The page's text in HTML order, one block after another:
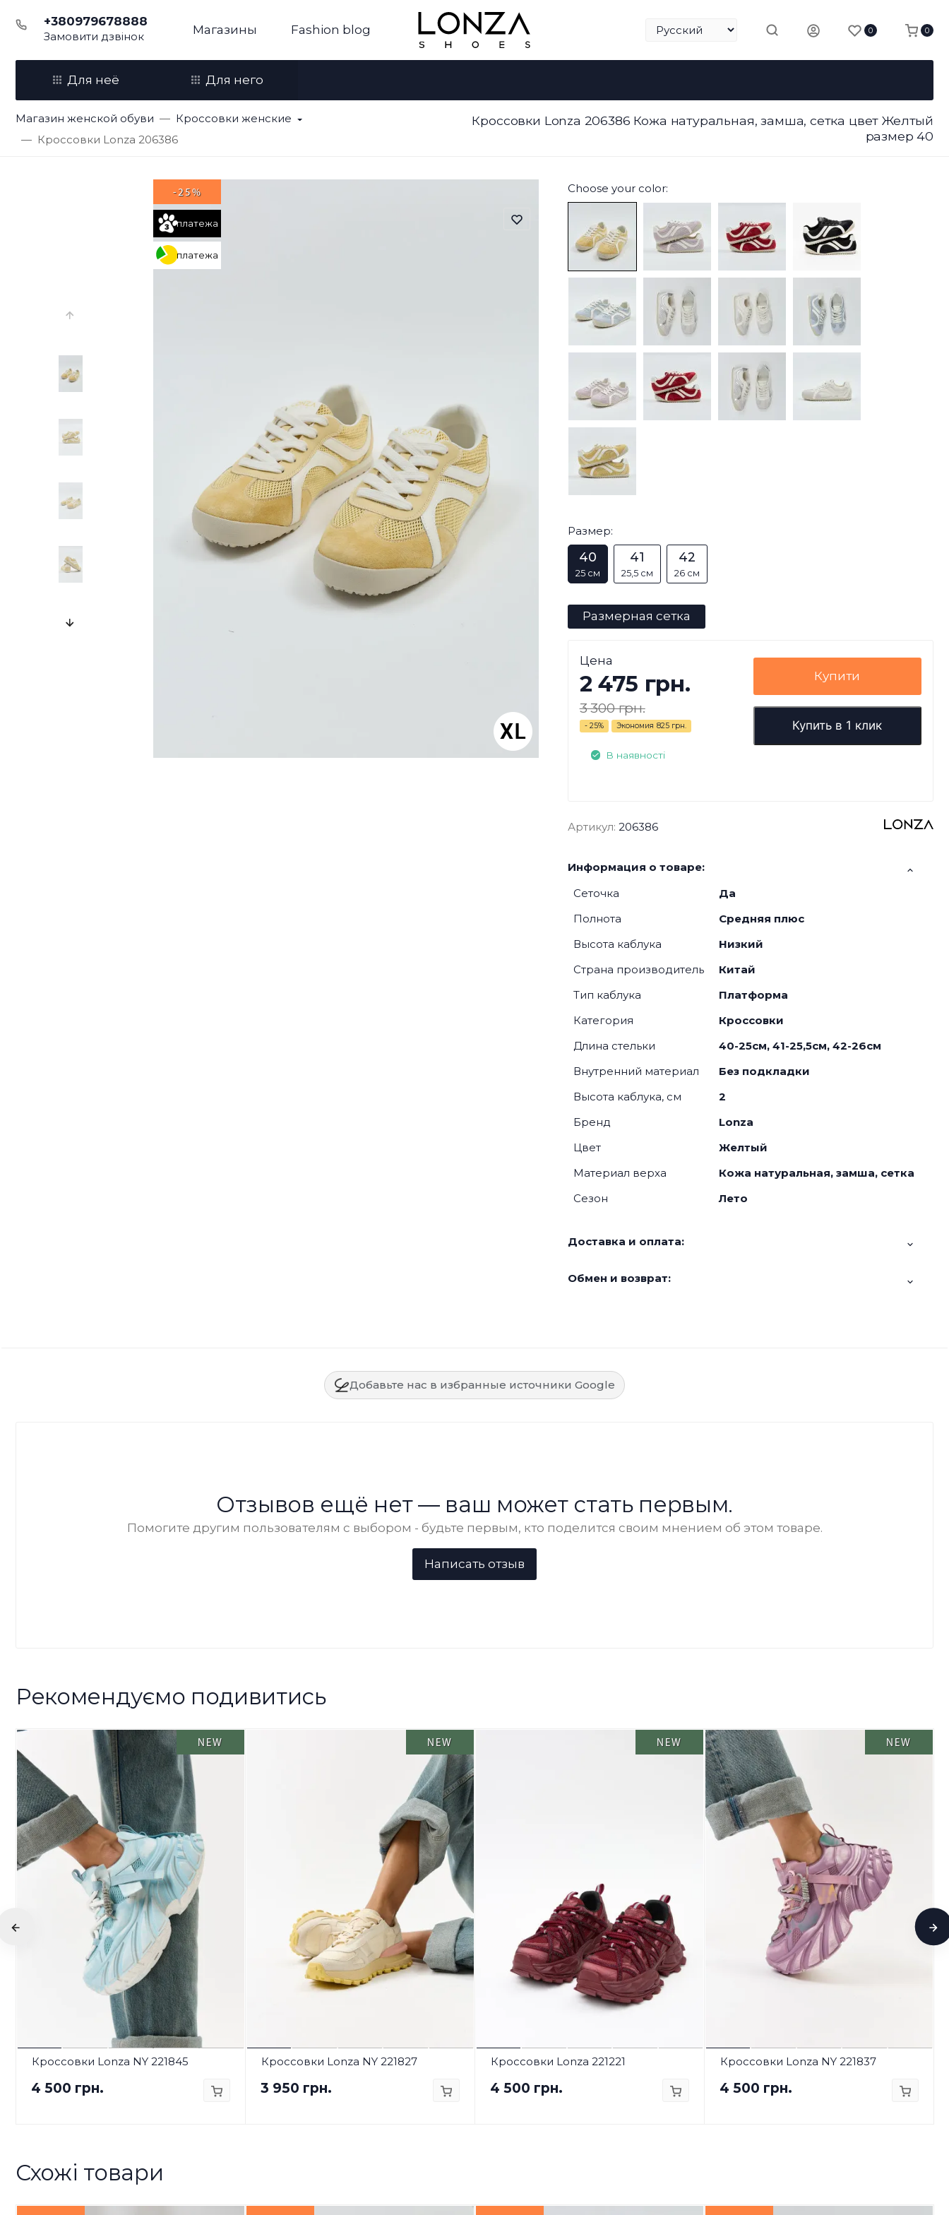
+380979678888
Замовити дзвінок Магазины Fashion blog 0 0
Для неё Для него
Магазин женской обуви
Кроссовки женские
Кроссовки Lonza 206386
Кроссовки Lonza 206386 Кожа натуральная, замша, сетка цвет Желтый
размер 40
платежа
платежа
-25% Choose your color:
Размер:
40
25 см
41
25,5 см
42
26 см
Размерная сетка
Цена
2 475 грн.
3 300 грн.
- 25% Экономия 825 грн.
В наявності
Купити
Купить в 1 клик
Артикул: 206386
Информация о товаре:
Сеточка
Да
Полнота
Средняя плюс
Высота каблука
Низкий
Страна производитель
Китай
Тип каблука
Платформа
Категория
Кроссовки
Длина стельки
40-25см, 41-25,5см, 42-26см
Внутренний материал
Без подкладки
Высота каблука, см
2
Бренд
Lonza
Цвет
Желтый
Материал верха
Кожа натуральная, замша, сетка
Сезон
Лето
Доставка и оплата:
Обмен и возврат:
Добавьте нас в избранные источники Google
Отзывов ещё нет — ваш может стать первым.
Помогите другим пользователям с выбором - будьте первым, кто поделится своим мнением об этом товаре.
Рекомендуємо подивитись
NEW
Кроссовки Lonza NY 221845
4 500 грн.
NEW
Кроссовки Lonza NY 221827
3 950 грн.
NEW
Кроссовки Lonza 221221
4 500 грн.
NEW
Кроссовки Lonza NY 221837
4 500 грн.
Схожі товари